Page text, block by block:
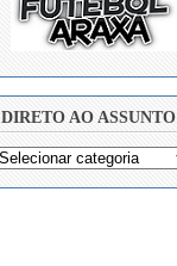
DIRETO AO ASSUNTO